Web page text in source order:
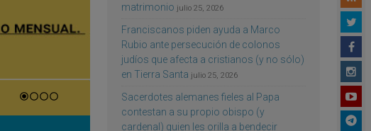
matrimonio julio 25, 2026
Franciscanos piden ayuda a Marco
Rubio ante persecución de colonos
judíos que afecta a cristianos (y no sólo)
en Tierra Santa julio 25, 2026
Sacerdotes alemanes fieles al Papa
contestan a su propio obispo (y
cardenal) quien les orilla a bendecir